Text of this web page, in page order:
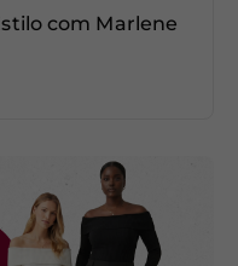
com Marlene